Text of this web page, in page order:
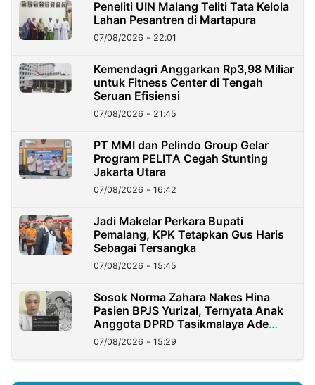
Peneliti UIN Malang Teliti Tata Kelola
Lahan Pesantren di Martapura
07/08/2026 - 22:01
Kemendagri Anggarkan Rp3,98 Miliar
untuk Fitness Center di Tengah
Seruan Efisiensi
07/08/2026 - 21:45
PT MMI dan Pelindo Group Gelar
Program PELITA Cegah Stunting
Jakarta Utara
07/08/2026 - 16:42
Jadi Makelar Perkara Bupati
Pemalang, KPK Tetapkan Gus Haris
Sebagai Tersangka
07/08/2026 - 15:45
Sosok Norma Zahara Nakes Hina
Pasien BPJS Yurizal, Ternyata Anak
Anggota DPRD Tasikmalaya Ade
Lukman
07/08/2026 - 15:29